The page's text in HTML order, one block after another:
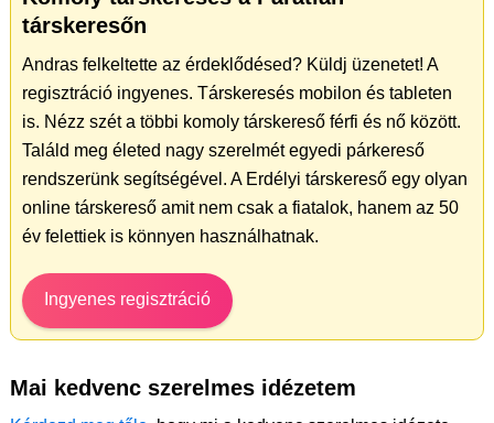
társkeresőn
Andras felkeltette az érdeklődésed? Küldj üzenetet! A
regisztráció ingyenes. Társkeresés mobilon és tableten
is. Nézz szét a többi komoly társkereső férfi és nő között.
Találd meg életed nagy szerelmét egyedi párkereső
rendszerünk segítségével. A Erdélyi társkereső egy olyan
online társkereső amit nem csak a fiatalok, hanem az 50
év felettiek is könnyen használhatnak.
Ingyenes regisztráció
Mai kedvenc szerelmes idézetem